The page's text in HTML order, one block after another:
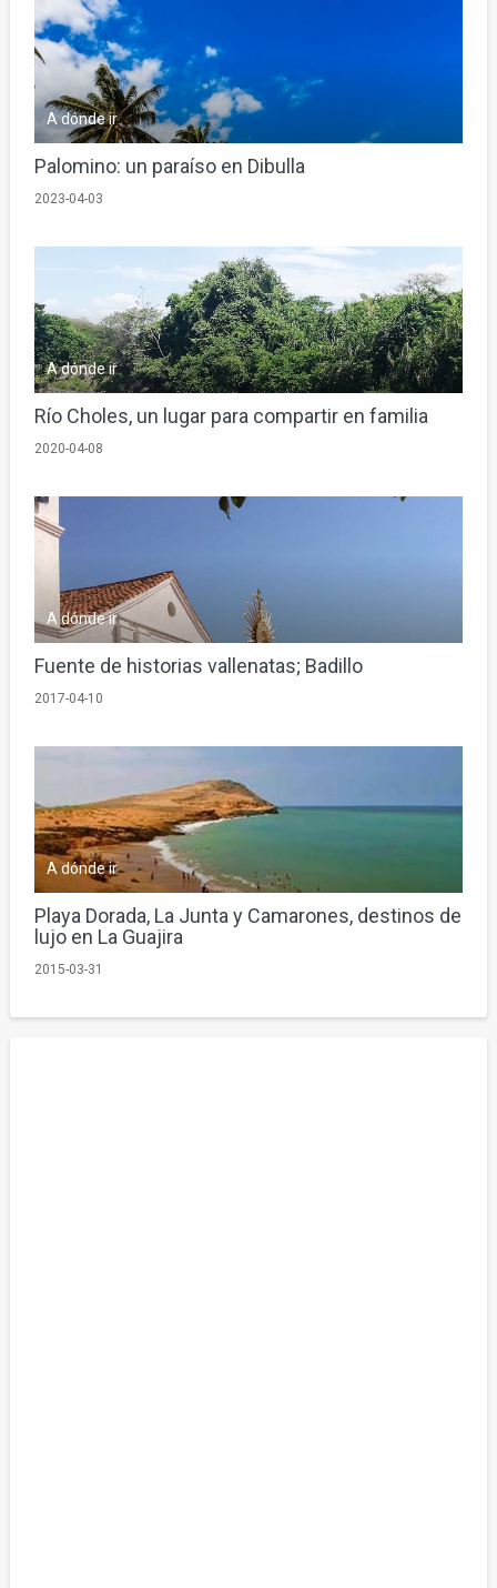
A dónde ir
Palomino: un paraíso en Dibulla
2023-04-03
A dónde ir
Río Choles, un lugar para compartir en familia
2020-04-08
A dónde ir
Fuente de historias vallenatas; Badillo
2017-04-10
A dónde ir
Playa Dorada, La Junta y Camarones, destinos de
lujo en La Guajira
2015-03-31